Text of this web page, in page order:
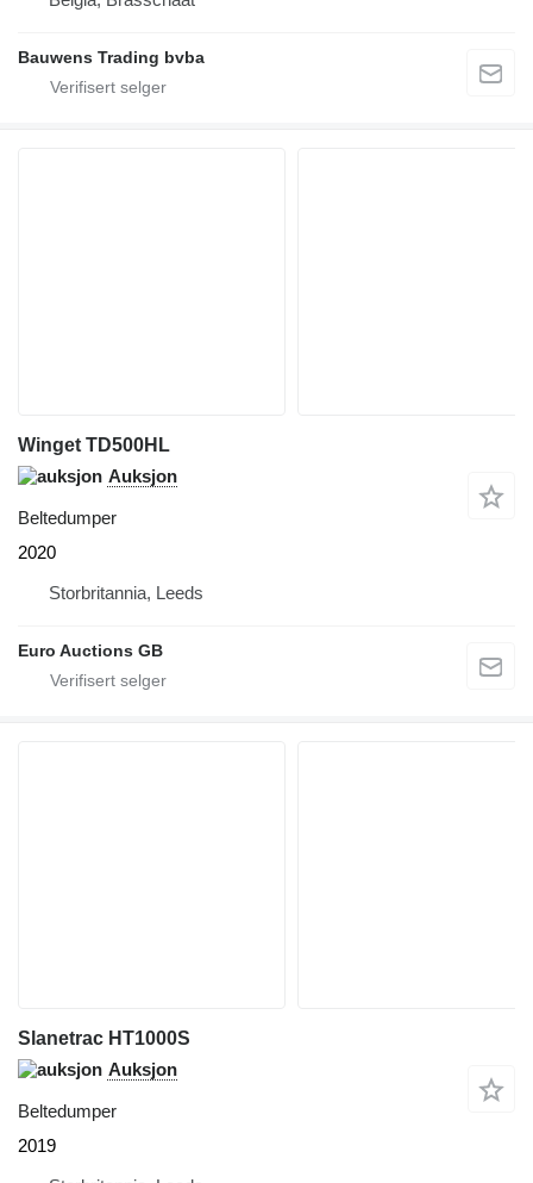
Bauwens Trading bvba
Winget TD500HL
Auksjon
Beltedumper
2020
Storbritannia, Leeds
Euro Auctions GB
Slanetrac HT1000S
Auksjon
Beltedumper
2019